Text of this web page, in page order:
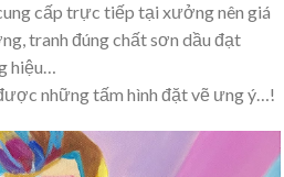
cấp trực tiếp tại xưởng nên giá
tranh đúng chất sơn dầu đạt
hiệu…
những tấm hình đặt vẽ ưng ý…!